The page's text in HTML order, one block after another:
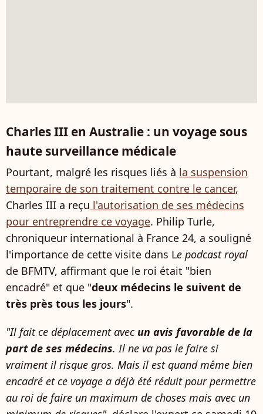
Charles III en Australie : un voyage sous
haute surveillance médicale
Pourtant, malgré les risques liés à la suspension
temporaire de son traitement contre le cancer,
Charles III a reçu l'autorisation de ses médecins
pour entreprendre ce voyage. Philip Turle,
chroniqueur international à France 24, a souligné
l'importance de cette visite dans Le podcast royal
de BFMTV, affirmant que le roi était "bien
encadré" et que "deux médecins le suivent de
très près tous les jours".
"Il fait ce déplacement avec un avis favorable de la
part de ses médecins. Il ne va pas le faire si
vraiment il risque gros. Mais il est quand même bien
encadré et ce voyage a déjà été réduit pour permettre
au roi de faire un maximum de choses mais avec un